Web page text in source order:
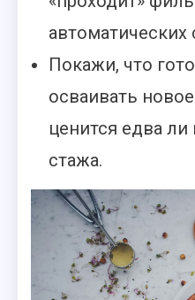
автоматических
Покажи, что
осваивать
ценится едва
стажа.